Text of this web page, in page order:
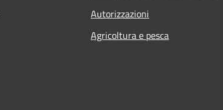
Autorizzazioni
Agricoltura e pesca